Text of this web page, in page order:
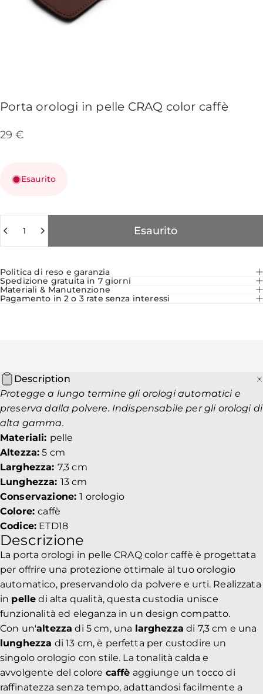
Porta orologi in pelle CRAQ color caffè
29 €
Esaurito
Esaurito
Politica di reso e garanzia
Spedizione gratuita in 7 giorni
Materiali & Manutenzione
Pagamento in 2 o 3 rate senza interessi
Description
Protegge a lungo termine gli orologi automatici e
preserva dalla polvere. Indispensabile per gli orologi di
alta gamma.
Materiali: pelle
Altezza: 5 cm
Larghezza: 7,3 cm
Lunghezza: 13 cm
Conservazione:1 orologio
Colore:caffè
Codice: ETD18
Descrizione
La porta orologi in pelle CRAQ color caffè è progettata
per offrire una protezione ottimale al tuo orologio
automatico, preservandolo da polvere e urti. Realizzata
in pelle di alta qualità, questa custodia unisce
funzionalità ed eleganza in un design compatto.
Con un'altezza di 5 cm, una larghezza di 7,3 cm e una
lunghezza di 13 cm, è perfetta per custodire un
singolo orologio con stile. La tonalità calda e
avvolgente del colore caffè aggiunge un tocco di
raffinatezza senza tempo, adattandosi facilmente a